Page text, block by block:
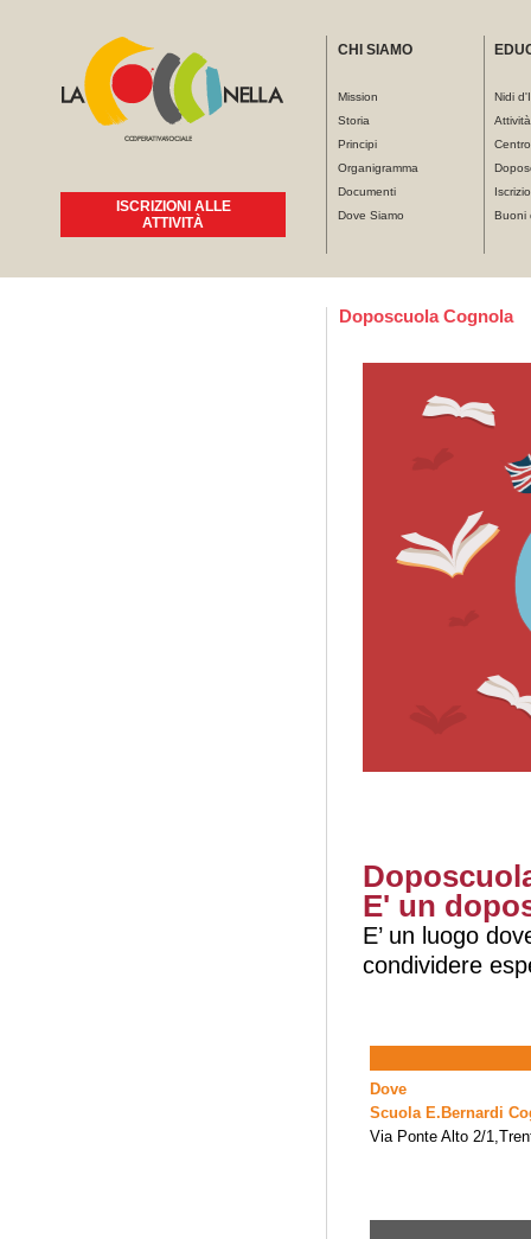
ISCRIZIONI ALLE
ATTIVITÀ
CHI SIAMO
Mission
Storia
Principi
Organigramma
Documenti
Dove Siamo
Nidi
Buoni
Tu sei qui
Doposcuola Cognola
E' un
E’ un luogo
condividere
Dove
Scuola E.Bernardi
Via Ponte Alto 2/